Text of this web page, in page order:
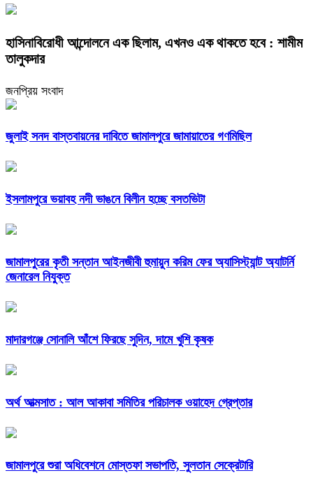
হাসিনাবিরোধী আন্দোলনে এক ছিলাম, এখনও এক থাকতে হবে : শামীম
তালুকদার
জনপ্রিয় সংবাদ
জুলাই সনদ বাস্তবায়নের দাবিতে জামালপুরে জামায়াতের গণমিছিল
ইসলামপুরে ভয়াবহ নদী ভাঙনে বিলীন হচ্ছে বসতভিটা
জামালপুরের কৃতী সন্তান আইনজীবী হুমায়ুন করিম ফের অ্যাসিস্ট্যান্ট অ্যাটর্নি
জেনারেল নিযুক্ত
মাদারগঞ্জে সোনালি আঁশে ফিরছে সুদিন, দামে খুশি কৃষক
অর্থ আত্মসাত : আল আকাবা সমিতির পরিচালক ওয়াহেদ গ্রেপ্তার
জামালপুরে শুরা অধিবেশনে মোস্তফা সভাপতি, সুলতান সেক্রেটারি